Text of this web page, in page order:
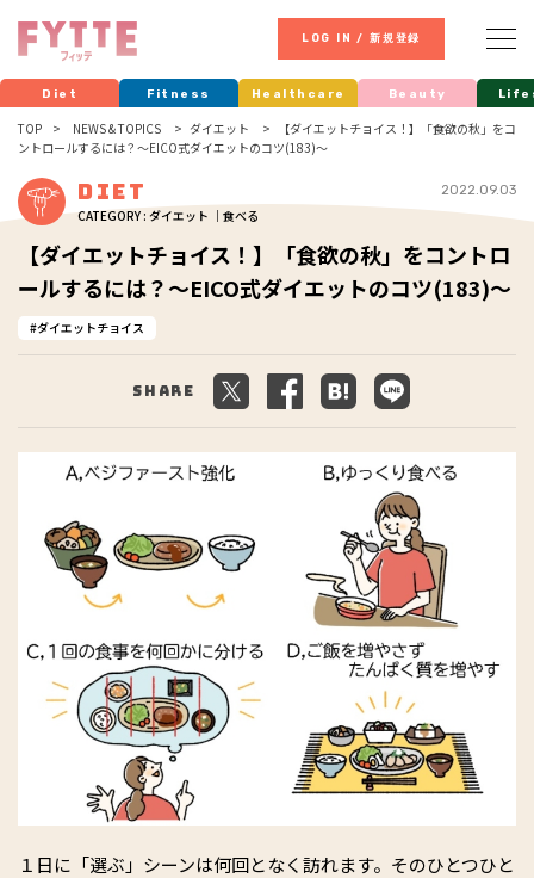
LOG IN / 新規登録
Diet Fitness Healthcare Beauty
TOP NEWS & TOPICS ダイエット
【ダイエットチョイス！】「食欲の秋」をコ
ントロールするには？～EICO式ダイエットのコツ(183)～
Diet
CATEGORY : ダイエット ｜食べる
2022.09.03
【ダイエットチョイス！】「食欲の秋」をコントロ
ールするには？～EICO式ダイエットのコツ(183)～
ダイエットチョイス
Share
１日に「選ぶ」シーンは何回となく訪れます。そのひとつひと